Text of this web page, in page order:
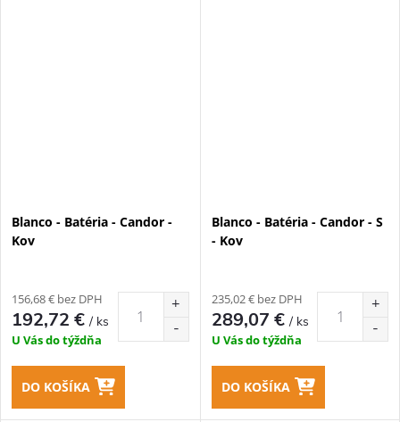
Blanco - Batéria - Candor -
Kov
156,68 € bez DPH
192,72 €/ ks
U Vás do týždňa
DO KOŠÍKA
Blanco - Batéria - Candor - S
- Kov
235,02 € bez DPH
289,07 €/ ks
U Vás do týždňa
DO KOŠÍKA